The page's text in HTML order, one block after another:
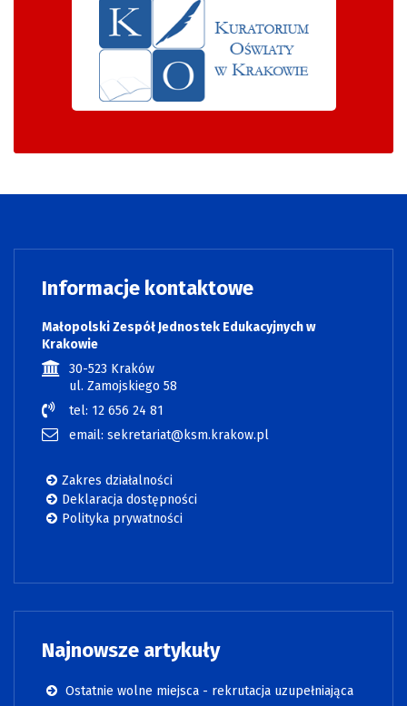
Informacje kontaktowe
Małopolski Zespół Jednostek Edukacyjnych w
Krakowie
30-523 Kraków
ul. Zamojskiego 58
tel: 12 656 24 81
email: sekretariat@ksm.krakow.pl
Zakres działalności
Deklaracja dostępności
Polityka prywatności
Najnowsze artykuły
Ostatnie wolne miejsca - rekrutacja uzupełniająca